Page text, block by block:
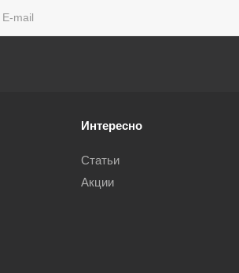
Интересно
Статьи
Акции